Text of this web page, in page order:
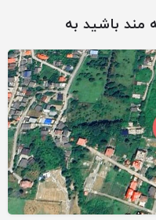
باشید به